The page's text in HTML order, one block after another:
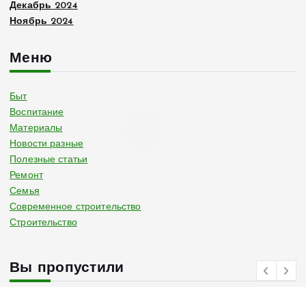
Декабрь 2024
Ноябрь 2024
Меню
Быт
Воспитание
Материалы
Новости разные
Полезные статьи
Ремонт
Семья
Современное строительство
Строительство
Вы пропустили